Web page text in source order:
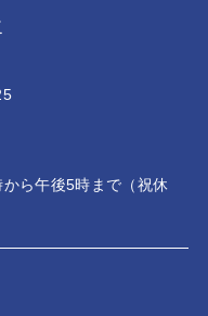
ら午後5時まで（祝休